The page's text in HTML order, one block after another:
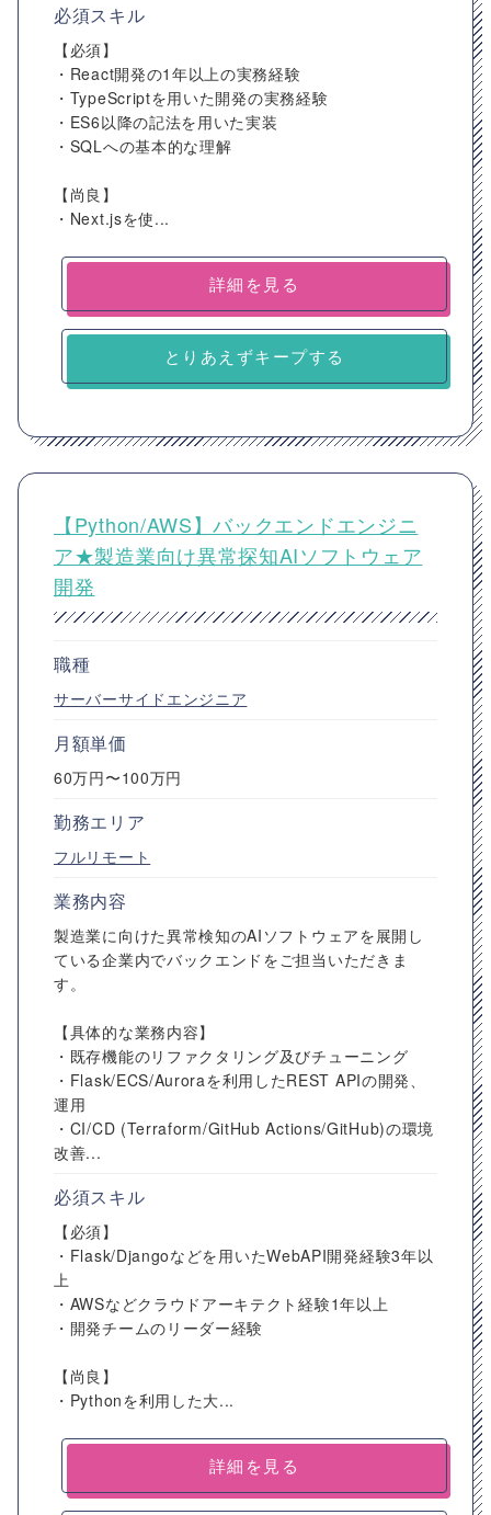
必須スキル
【必須】
・React開発の1年以上の実務経験
・TypeScriptを用いた開発の実務経験
・ES6以降の記法を用いた実装
・SQLへの基本的な理解
【尚良】
・Next.jsを使...
詳細を見る
とりあえずキープする
【Python/AWS】バックエンドエンジニ
ア★製造業向け異常探知AIソフトウェア
開発
職種
サーバーサイドエンジニア
月額単価
60万円〜100万円
勤務エリア
フルリモート
業務内容
製造業に向けた異常検知のAIソフトウェアを展開し
ている企業内でバックエンドをご担当いただきま
す。
【具体的な業務内容】
・既存機能のリファクタリング及びチューニング
・Flask/ECS/Auroraを利用したREST APIの開発、
運用
・CI/CD (Terraform/GitHub Actions/GitHub)の環境
改善...
必須スキル
【必須】
・Flask/Djangoなどを用いたWebAPI開発経験3年以
上
・AWSなどクラウドアーキテクト経験1年以上
・開発チームのリーダー経験
【尚良】
・Pythonを利用した大...
詳細を見る